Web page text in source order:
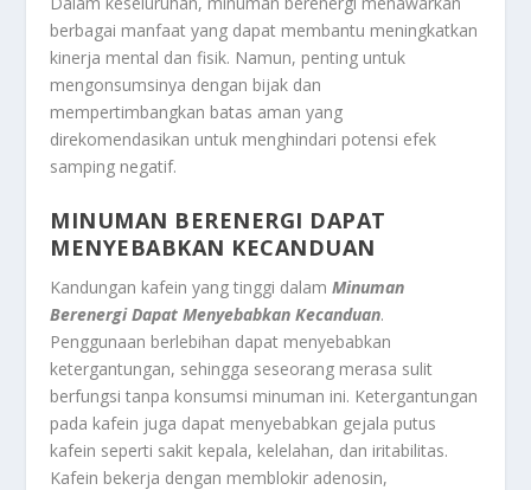
berbagai manfaat yang dapat membantu meningkatkan
kinerja mental dan fisik. Namun, penting untuk
mengonsumsinya dengan bijak dan
mempertimbangkan batas aman yang
direkomendasikan untuk menghindari potensi efek
samping negatif.
MINUMAN BERENERGI DAPAT
MENYEBABKAN KECANDUAN
Kandungan kafein yang tinggi dalamMinuman
Berenergi Dapat Menyebabkan Kecanduan.
Penggunaan berlebihan dapat menyebabkan
ketergantungan, sehingga seseorang merasa sulit
berfungsi tanpa konsumsi minuman ini. Ketergantungan
pada kafein juga dapat menyebabkan gejala putus
kafein seperti sakit kepala, kelelahan, dan iritabilitas.
Kafein bekerja dengan memblokir adenosin,